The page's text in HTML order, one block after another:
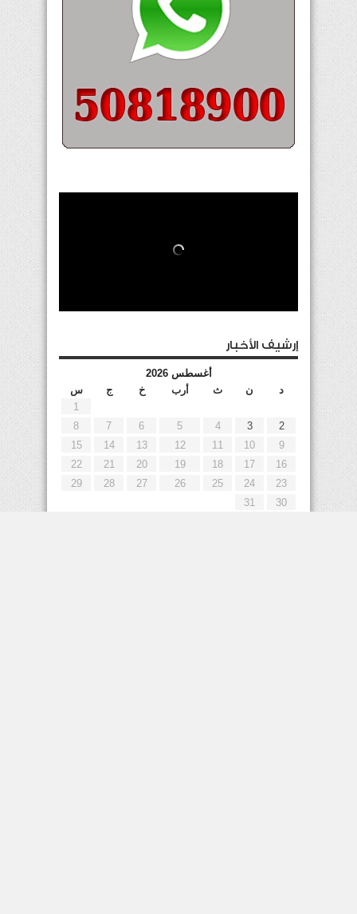
إرشيف الأخبار
أغسطس 2026
د
ن ث أرب خ ج
س
1
2
3
4
5
6
7
8
9
10
11
12
13
14
15
16
17
18
19
20
21
22
23
24
25
26
27
28
29
30
31